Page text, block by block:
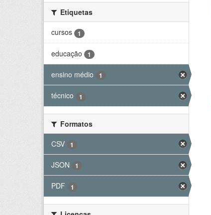
Etiquetas
cursos
1
educação 1
ensino médio 1
técnico 1
Formatos
CSV
1
JSON 1
PDF 1